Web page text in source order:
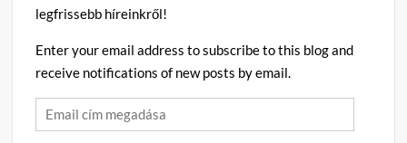
legfrissebb híreinkről!
Enter your email address to subscribe to this blog and
receive notifications of new posts by email.
Email
cím